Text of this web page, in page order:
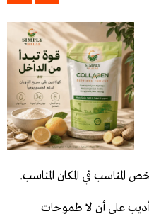
في المكان المناسب.
على أن لا طموحات